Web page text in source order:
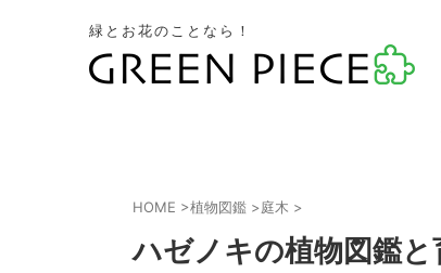
緑とお花のことなら！
HOME >植物図鑑 >庭木 >
ハゼノキの植物図鑑